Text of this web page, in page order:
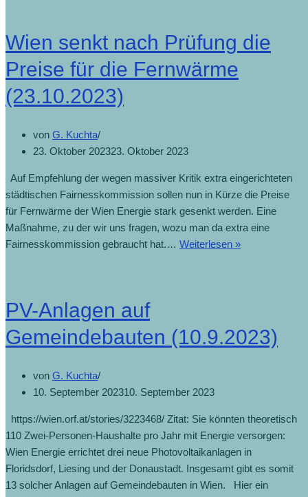
Wien senkt nach Prüfung die
Preise für die Fernwärme
(23.10.2023)
von G. Kuchta
23. Oktober 202323. Oktober 2023
Auf Empfehlung der wegen massiver Kritik extra eingerichteten
städtischen Fairnesskommission sollen nun in Kürze die Preise
für Fernwärme der Wien Energie stark gesenkt werden. Eine
Maßnahme, zu der wir uns fragen, wozu man da extra eine
Fairnesskommission gebraucht hat.… Weiterlesen »Wien
für
PV-Anlagen auf
Gemeindebauten (10.9.2023)
von G. Kuchta
10. September 202310. September 2023
https://wien.orf.at/stories/3223468/ Zitat: Sie könnten theoretisch
110 Zwei-Personen-Haushalte pro Jahr mit Energie versorgen:
Wien Energie errichtet drei neue Photovoltaikanlagen in
Floridsdorf, Liesing und der Donaustadt. Insgesamt gibt es somit
13 solcher Anlagen auf Gemeindebauten in Wien. Hier ein